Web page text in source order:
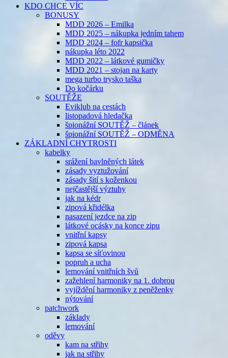
KDO CHCE VÍC
BONUSY
MDD 2026 – Emilka
MDD 2025 – nákupka jedním tahem
MDD 2024 – fofr kapsička
nákupka léto 2022
MDD 2022 – látkové gumičky
MDD 2021 – stojan na karty
mega turbo trysko taška
Do kočárku
SOUTĚŽE
Eviklub na cestách
listopadová hledačka
špionážní SOUTĚŽ – článek
špionážní SOUTĚŽ – ODMĚNA
ZÁKLADNÍ CHYTROSTI
kabelky
srážení bavlněných látek
zásady vyztužování
zásady šití s koženkou
nejčastější výztuhy
jak na kédr
zipová křidélka
nasazení jezdce na zip
látkové ocásky na konce zipu
vnitřní kapsy
zipová kapsa
kapsa se síťovinou
popruh a ucha
lemování vnitřních švů
zažehlení harmoniky na 1. dobrou
vyjíždění harmoniky z peněženky
nýtování
patchwork
základy
lemování
oděvy
kam na střihy
jak na střihy